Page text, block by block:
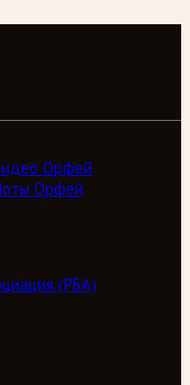
Орфей
Орфей
(РБА)